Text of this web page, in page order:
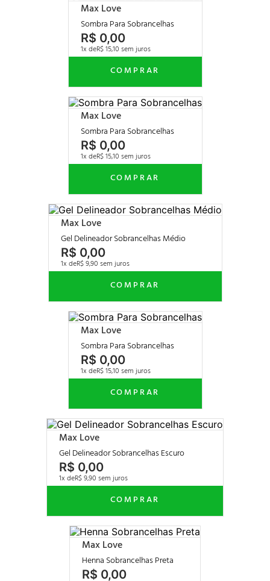
Max Love
Sombra Para Sobrancelhas
R$ 0,00
1 R$15,10
Max Love
Sombra Para Sobrancelhas
R$ 0,00
1 R$15,10
Max Love
Gel Delineador Sobrancelhas Médio
R$ 0,00
1 R$9,90
Max Love
Sombra Para Sobrancelhas
R$ 0,00
1 R$15,10
Max Love
Gel Delineador Sobrancelhas Escuro
R$ 0,00
1 R$9,90
Max Love
Henna Sobrancelhas Preta
R$ 0,00